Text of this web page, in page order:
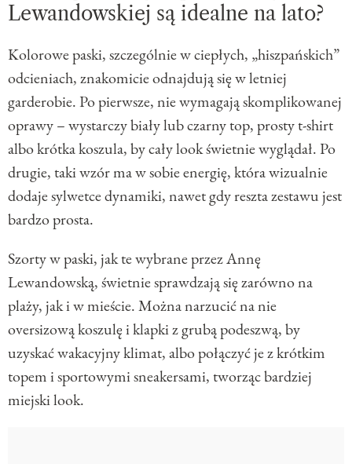
Lewandowskiej są idealne na lato?
Kolorowe paski, szczególnie w ciepłych, „hiszpańskich”
odcieniach, znakomicie odnajdują się w letniej
garderobie. Po pierwsze, nie wymagają skomplikowanej
oprawy – wystarczy biały lub czarny top, prosty t-shirt
albo krótka koszula, by cały look świetnie wyglądał. Po
drugie, taki wzór ma w sobie energię, która wizualnie
dodaje sylwetce dynamiki, nawet gdy reszta zestawu jest
bardzo prosta.
Szorty w paski, jak te wybrane przez Annę
Lewandowską, świetnie sprawdzają się zarówno na
plaży, jak i w mieście. Można narzucić na nie
oversizową koszulę i klapki z grubą podeszwą, by
uzyskać wakacyjny klimat, albo połączyć je z krótkim
topem i sportowymi sneakersami, tworząc bardziej
miejski look.